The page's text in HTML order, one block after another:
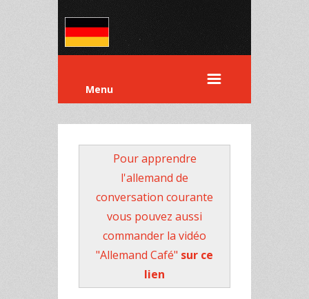
Menu
Pour apprendre
l'allemand de
conversation courante
vous pouvez aussi
commander la vidéo
"Allemand Café" sur ce
lien